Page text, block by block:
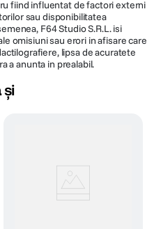
iPad Air intr-un dispozitiv AI
pana la 60% mai mari fata de
Intelligence precum Writing
faciliteaza luarea notitelor
editarea video in Final Cut
a filmarilor in Onform:
fiind influentat de factori externi
sau disponibilitatea
F64 Studio S.R.L. isi
omisiuni sau erori in afisare care
lipsa de acuratete
a anunta in prealabil.